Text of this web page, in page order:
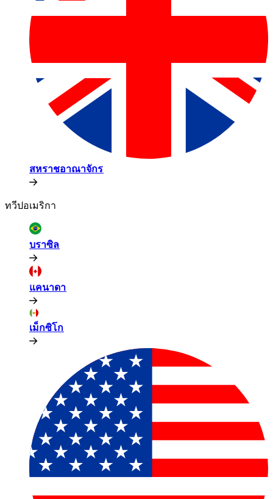
สหราชอาณาจักร​​
ทวีปอเมริกา​​
บราซิล​​
แคนาดา​​
เม็กซิโก​​